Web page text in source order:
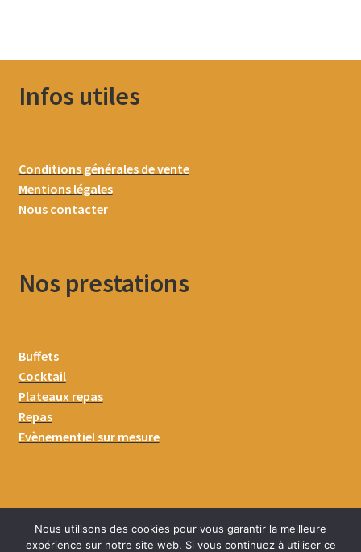
Infos utiles
Conditions générales de vente
Mentions légales
Nous contacter
Nos prestations
Buffets
Cocktail
Plateaux repas
Repas
Evènementiel sur mesure
Nous utilisons des cookies pour vous garantir la meilleure
expérience sur notre site web. Si vous continuez à utiliser ce